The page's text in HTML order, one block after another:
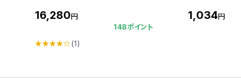
16,280円
148ポイント
★★★★☆ (1)
1,034円